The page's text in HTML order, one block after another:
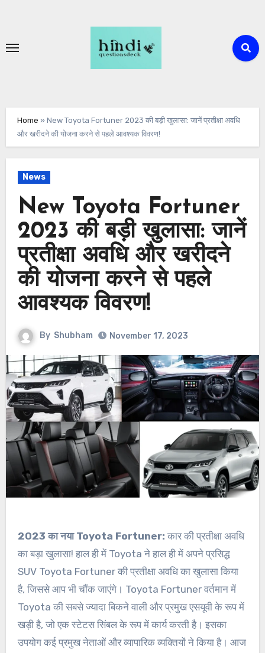
Home »New Toyota Fortuner 2023 की बड़ी खुलासा: जानें प्रतीक्षा अवधि
और खरीदने की योजना करने से पहले आवश्यक विवरण!
News
New Toyota Fortuner
2023 की बड़ी खुलासा: जानें
प्रतीक्षा अवधि और खरीदने
की योजना करने से पहले
आवश्यक विवरण!
By Shubham November 17, 2023
2023 का नया Toyota Fortuner: कार की प्रतीक्षा अवधि
का बड़ा खुलासा! हाल ही में Toyota ने हाल ही में अपने प्रसिद्ध
SUV Toyota Fortuner की प्रतीक्षा अवधि का खुलासा किया
है, जिससे आप भी चौंक जाएंगे। Toyota Fortuner वर्तमान में
Toyota की सबसे ज्यादा बिकने वाली और प्रमुख एसयूवी के रूप में
खड़ी है, जो एक स्टेटस सिंबल के रूप में कार्य करती है। इसका
उपयोग कई प्रमुख नेताओं और व्यापारिक व्यक्तियों ने किया है। आज